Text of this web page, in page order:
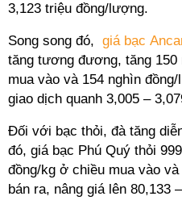
3,123 triệu đồng/lượng.
Song song đó, giá bạc
tăng tương đương, tăng
mua vào và 154 nghìn
giao dịch quanh 3,005 –
Đối với bạc thỏi, đà tăng
đó, giá bạc Phú Quý thỏi
đồng/kg ở chiều mua vào
bán ra, nâng giá lên 80,133